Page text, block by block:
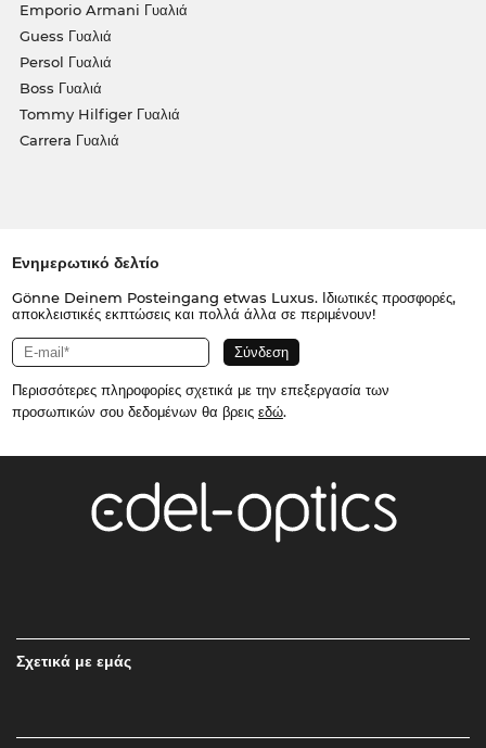
Emporio Armani Γυαλιά
Guess Γυαλιά
Persol Γυαλιά
Boss Γυαλιά
Tommy Hilfiger Γυαλιά
Carrera Γυαλιά
Ενημερωτικό δελτίο
Gönne Deinem Posteingang etwas Luxus. Ιδιωτικές προσφορές,
αποκλειστικές εκπτώσεις και πολλά άλλα σε περιμένουν!
Περισσότερες πληροφορίες σχετικά με την επεξεργασία των
προσωπικών σου δεδομένων θα βρεις εδώ.
Σχετικά με εμάς